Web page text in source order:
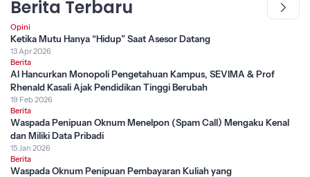
Berita Terbaru
Opini
Ketika Mutu Hanya “Hidup” Saat Asesor Datang
13 Apr 2026
Berita
AI Hancurkan Monopoli Pengetahuan Kampus, SEVIMA & Prof
Rhenald Kasali Ajak Pendidikan Tinggi Berubah
19 Feb 2026
Berita
Waspada Penipuan Oknum Menelpon (Spam Call) Mengaku Kenal
dan Miliki Data Pribadi
15 Jan 2026
Berita
Waspada Oknum Penipuan Pembayaran Kuliah yang